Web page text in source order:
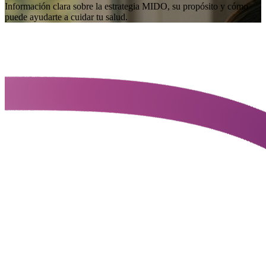
Información clara sobre la estrategia MIDO, su propósito y cómo
puede ayudarte a cuidar tu salud.